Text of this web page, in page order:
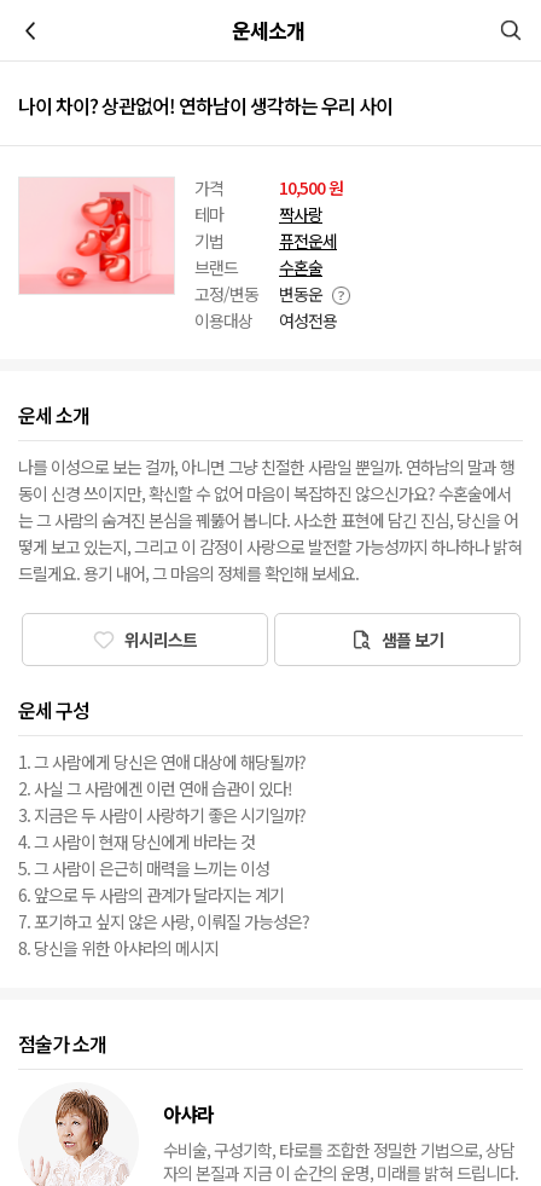
운세소개
나이 차이? 상관없어! 연하남이 생각하는 우리 사이
가격
10,500 원
테마
짝사랑
기법
퓨전운세
브랜드
수혼술
고정/변동
변동운
이용대상
여성전용
운세 소개
나를 이성으로 보는 걸까, 아니면 그냥 친절한 사람일 뿐일까. 연하남의 말과 행
동이 신경 쓰이지만, 확신할 수 없어 마음이 복잡하진 않으신가요? 수혼술에서
는 그 사람의 숨겨진 본심을 꿰뚫어 봅니다. 사소한 표현에 담긴 진심, 당신을 어
떻게 보고 있는지, 그리고 이 감정이 사랑으로 발전할 가능성까지 하나하나 밝혀
드릴게요. 용기 내어, 그 마음의 정체를 확인해 보세요.
위시리스트 샘플 보기
운세 구성
1. 그 사람에게 당신은 연애 대상에 해당될까?
2. 사실 그 사람에겐 이런 연애 습관이 있다!
3. 지금은 두 사람이 사랑하기 좋은 시기일까?
4. 그 사람이 현재 당신에게 바라는 것
5. 그 사람이 은근히 매력을 느끼는 이성
6. 앞으로 두 사람의 관계가 달라지는 계기
7. 포기하고 싶지 않은 사랑, 이뤄질 가능성은?
8. 당신을 위한 아샤라의 메시지
점술가 소개
아샤라
수비술, 구성기학, 타로를 조합한 정밀한 기법으로, 상담
자의 본질과 지금 이 순간의 운명, 미래를 밝혀 드립니다.